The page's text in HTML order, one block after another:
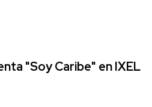
"Soy Caribe" en IXEL